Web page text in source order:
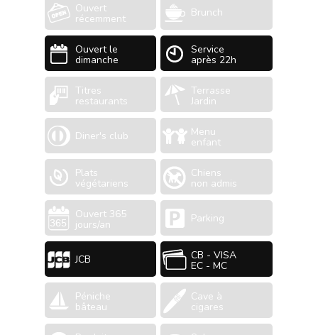
Ouvert
récemment Brunch
Ouvert le
dimanche
Service
après 22h
Titres
restaurants
Terrasse
Jardin
Diner's club Menu
enfant
Plats
végétariens
Chiens
non admis
Ouvert 365
jours/an Parking
JCB CB - VISA
EC - MC
Péniche
bâteau
Cave à
cigares